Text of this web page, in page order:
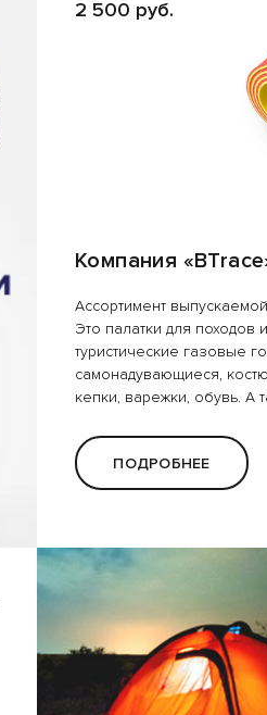
2 500 руб.
Компания
Ассортимент
Это палатки для походов
туристические газовые
самонадувающиеся,
кепки, варежки, обувь. А
ПОДРОБНЕЕ
купить термос в
В этой статье мы расскажем как
и на что обращать внимание при